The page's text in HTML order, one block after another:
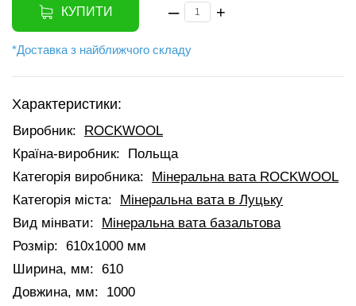
КУПИТИ – +
*Доставка з найближчого складу
Характеристики:
Виробник:
ROCKWOOL
Країна-виробник:
Польща
Категорія виробника:
Мінеральна вата ROCKWOOL
Категорія міста:
Мінеральна вата в Луцьку
Вид мінвати:
Мінеральна вата базальтова
Розмір: 610x1000 мм
Ширина, мм: 610
Довжина, мм:
1000